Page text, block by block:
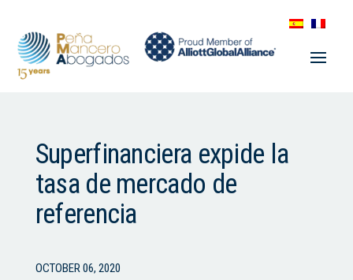
Superfinanciera expide la
tasa de mercado de
referencia
OCTOBER 06, 2020